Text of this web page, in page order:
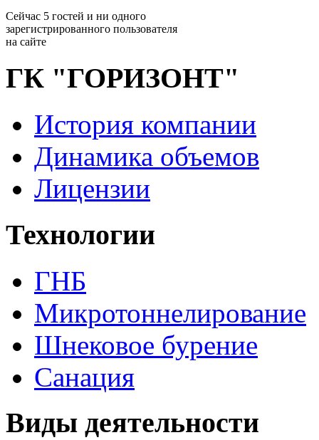
Сейчас 5 гостей и ни одного
зарегистрированного пользователя
на сайте
ГК "ГОРИЗОНТ"
История компании
Динамика объемов
Лицензии
Технологии
ГНБ
Микротоннелирование
Шнековое бурение
Санация
Виды деятельности